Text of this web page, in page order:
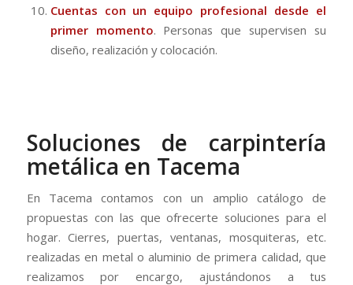
Cuentas con un equipo profesional desde el
primer momento. Personas que supervisen su
diseño, realización y colocación.
Soluciones de carpintería
metálica en Tacema
En Tacema contamos con un amplio catálogo de
propuestas con las que ofrecerte soluciones para el
hogar. Cierres, puertas, ventanas, mosquiteras, etc.
realizadas en metal o aluminio de primera calidad, que
realizamos por encargo, ajustándonos a tus